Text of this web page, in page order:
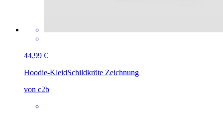
44,99 €
Hoodie-KleidSchildkröte Zeichnung
von c2b